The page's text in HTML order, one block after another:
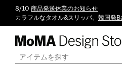
8/10 商品発送休業のお知らせ
カラフルなタオル&スリッパ。 韓国発